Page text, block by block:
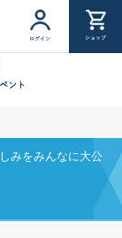
ログイン ショップ
ント
みをみんなに大公